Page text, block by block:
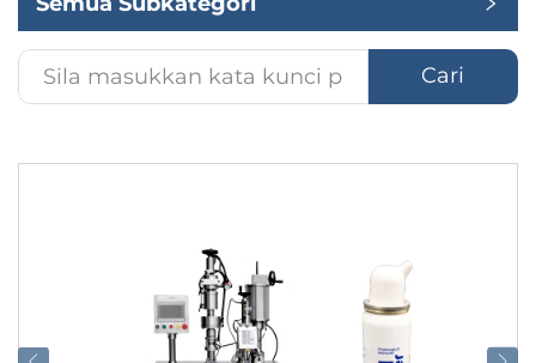
Cari